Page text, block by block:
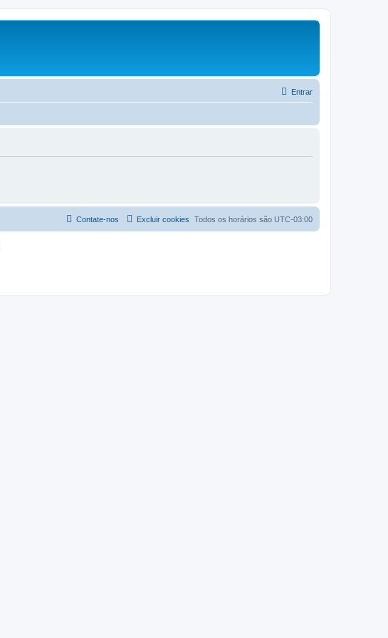
Entrar
Todos os horários são UTC-03:00
Excluir cookies
Contate-nos